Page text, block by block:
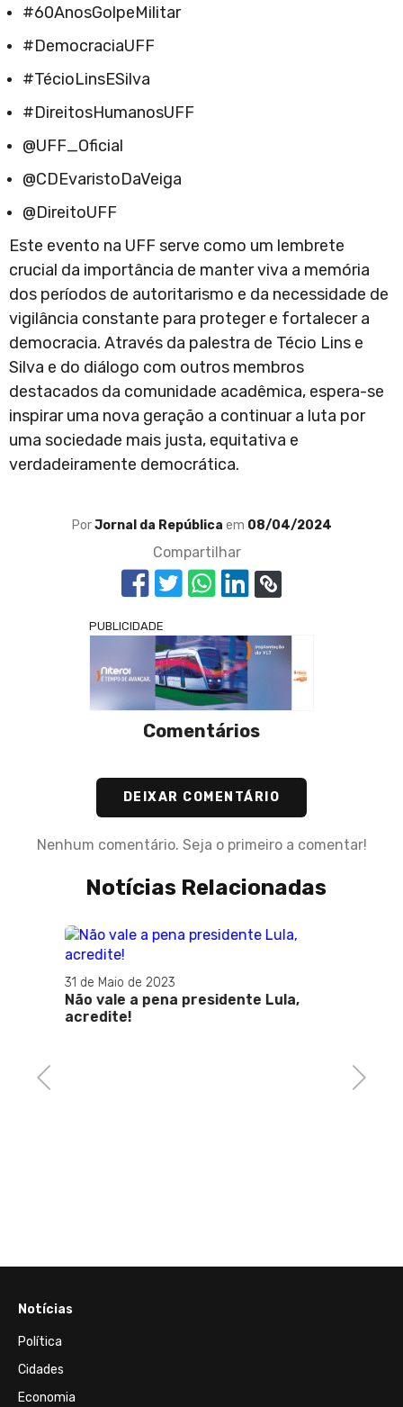
#60AnosGolpeMilitar
#DemocraciaUFF
#TécioLinsESilva
#DireitosHumanosUFF
@UFF_Oficial
@CDEvaristoDaVeiga
@DireitoUFF
Este evento na UFF serve como um lembrete
crucial da importância de manter viva a memória
dos períodos de autoritarismo e da necessidade de
vigilância constante para proteger e fortalecer a
democracia. Através da palestra de Técio Lins e
Silva e do diálogo com outros membros
destacados da comunidade acadêmica, espera-se
inspirar uma nova geração a continuar a luta por
uma sociedade mais justa, equitativa e
verdadeiramente democrática.
PorJornal da República em 08/04/2024
Compartilhar
PUBLICIDADE
Comentários
DEIXAR COMENTÁRIO
Nenhum comentário. Seja o primeiro a comentar!
Notícias Relacionadas
Previous
31 de Maio de 2023
Não vale a pena presidente Lula,
acredite!
Next
Notícias
Política
Cidades
Economia